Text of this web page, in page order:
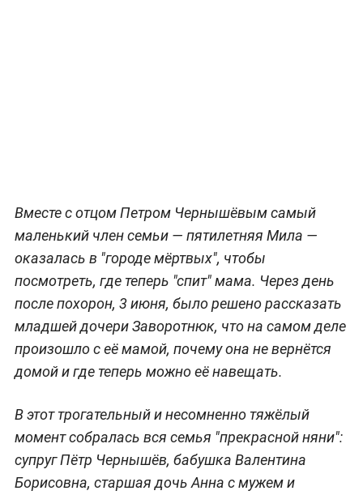
Вместе с отцом Петром Чернышёвым самый
маленький член семьи — пятилетняя Мила —
оказалась в "городе мёртвых", чтобы
посмотреть, где теперь "спит" мама. Через день
после похорон, 3 июня, было решено рассказать
младшей дочери Заворотнюк, что на самом деле
произошло с её мамой, почему она не вернётся
домой и где теперь можно её навещать.
В этот трогательный и несомненно тяжёлый
момент собралась вся семья "прекрасной няни":
супруг Пётр Чернышёв, бабушка Валентина
Борисовна, старшая дочь Анна с мужем и